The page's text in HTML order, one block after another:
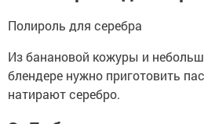
Полироль для серебра
Из банановой кожуры и
блендере нужно приготовить
натирают серебро.